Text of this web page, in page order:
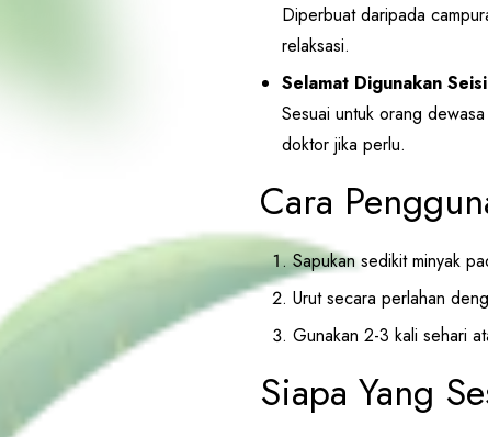
Diperbuat daripada
relaksasi.
Selamat Digunakan
Sesuai untuk orang
doktor jika perlu.
Cara
Sapukan sedikit minyak
Urut secara perlahan
Gunakan 2-3 kali sehari
Siapa Yang